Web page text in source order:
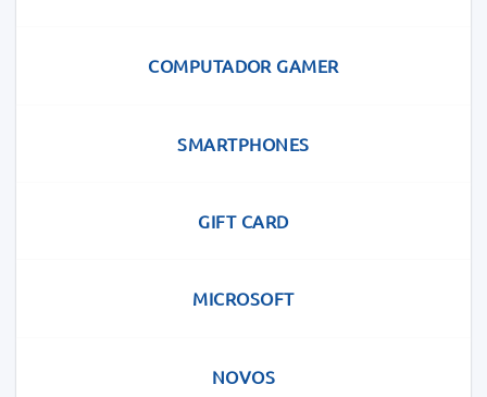
COMPUTADOR GAMER
SMARTPHONES
GIFT CARD
MICROSOFT
NOVOS